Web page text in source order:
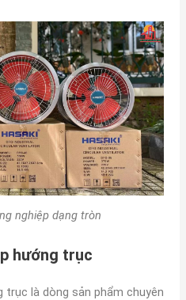
nghiệp dạng tròn
hướng trục
là dòng sản phẩm chuyên